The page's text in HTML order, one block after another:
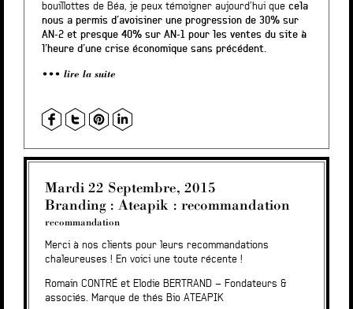
bouillottes de Béa, je peux témoigner aujourd’hui que cela
nous a permis d’avoisiner une progression de 30% sur
AN-2 et presque 40% sur AN-1 pour les ventes du site à
l’heure d’une crise économique sans précédent.
lire la suite
Mardi 22 Septembre, 2015
Branding : Ateapik : recommandation
recommandation
Merci à nos clients pour leurs recommandations
chaleureuses ! En voici une toute récente !
Romain CONTRÉ et Elodie BERTRAND – Fondateurs &
associés. Marque de thés Bio ATEAPIK